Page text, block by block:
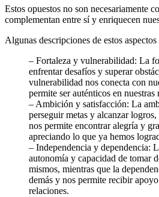
Estos opuestos no son necesariamente
complementan entre sí y enriquecen
Algunas descripciones de estos
– Fortaleza y vulnerabilidad: La
enfrentar desafíos y superar
vulnerabilidad nos conecta con
permite ser auténticos en nuestras
– Ambición y satisfacción: La
perseguir metas y alcanzar
nos permite encontrar alegría y
apreciando lo que ya hemos
– Independencia y dependencia:
autonomía y capacidad de tomar
mismos, mientras que la
demás y nos permite recibir
relaciones.